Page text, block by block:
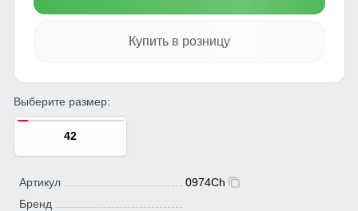
Купить в розницу
Выберите размер:
42
Артикул
0974Ch
Бренд